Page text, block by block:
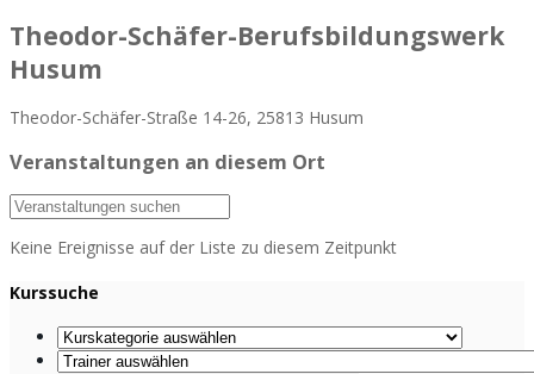
Theodor-Schäfer-Berufsbildungswerk
Husum
Theodor-Schäfer-Straße 14-26, 25813 Husum
Veranstaltungen an diesem Ort
Keine Ereignisse auf der Liste zu diesem Zeitpunkt
Kurssuche